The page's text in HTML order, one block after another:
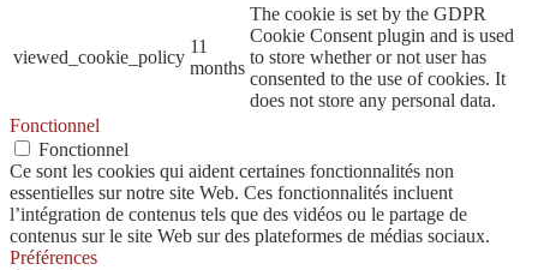
viewed_cookie_policy
11
months
The cookie is set by the GDPR
Cookie Consent plugin and is used
to store whether or not user has
consented to the use of cookies. It
does not store any personal data.
Fonctionnel
Fonctionnel
Ce sont les cookies qui aident certaines fonctionnalités non
essentielles sur notre site Web. Ces fonctionnalités incluent
l’intégration de contenus tels que des vidéos ou le partage de
contenus sur le site Web sur des plateformes de médias sociaux.
Préférences